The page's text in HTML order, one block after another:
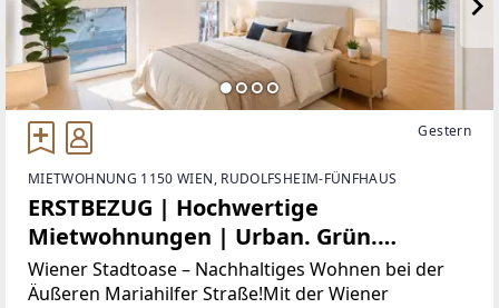
Gestern
MIETWOHNUNG 1150 WIEN, RUDOLFSHEIM-FÜNFHAUS
ERSTBEZUG | Hochwertige
Mietwohnungen | Urban. Grün.
Modern.
Wiener Stadtoase – Nachhaltiges Wohnen bei der
Äußeren Mariahilfer Straße!Mit der Wiener